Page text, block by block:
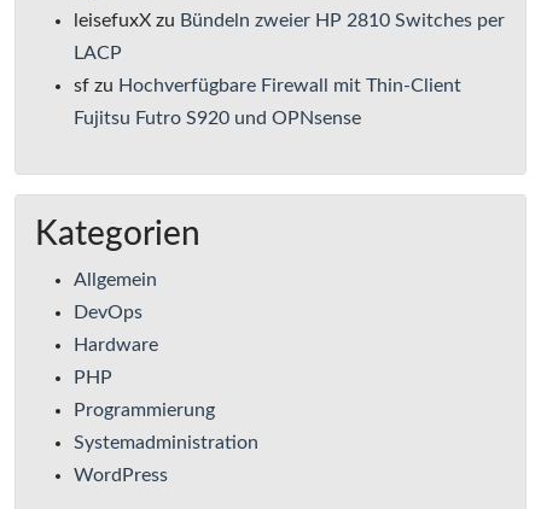
leisefuxX zu Bündeln zweier HP 2810 Switches per
LACP
sf zu Hochverfügbare Firewall mit Thin-Client
Fujitsu Futro S920 und OPNsense
Kategorien
Allgemein
DevOps
Hardware
PHP
Programmierung
Systemadministration
WordPress